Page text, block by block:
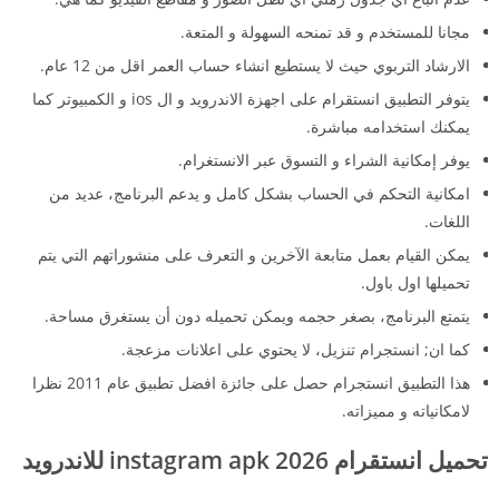
مجانا للمستخدم و قد تمنحه السهولة و المتعة.
الارشاد التربوي حيث لا يستطيع انشاء حساب العمر اقل من 12 عام.
يتوفر التطبيق انستقرام على اجهزة الاندرويد و ال ios و الكمبيوتر كما
يمكنك استخدامه مباشرة.
يوفر إمكانية الشراء و التسوق عبر الانستغرام.
امكانية التحكم في الحساب بشكل كامل و يدعم البرنامج، عديد من
اللغات.
يمكن القيام بعمل متابعة الآخرين و التعرف على منشوراتهم التي يتم
تحميلها اول باول.
يتمتع البرنامج، بصغر حجمه ويمكن تحميله دون أن يستغرق مساحة.
كما ان; انستجرام تنزيل، لا يحتوي على اعلانات مزعجة.
هذا التطبيق انستجرام حصل على جائزة افضل تطبيق عام 2011 نظرا
لامكانياته و مميزاته.
تحميل انستقرام instagram apk 2026 للاندرويد